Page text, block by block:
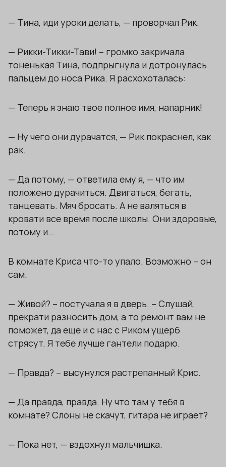
— Тина, иди уроки делать, — проворчал Рик.
— Рикки-Тикки-Тави! – громко закричала
тоненькая Тина, подпрыгнула и дотронулась
пальцем до носа Рика. Я расхохоталась:
— Теперь я знаю твое полное имя, напарник!
— Ну чего они дурачатся, — Рик покраснел, как
рак.
— Да потому, — ответила ему я, — что им
положено дурачиться. Двигаться, бегать,
танцевать. Мяч бросать. А не валяться в
кровати все время после школы. Они здоровые,
потому и…
В комнате Криса что-то упало. Возможно – он
сам.
— Живой? – постучала я в дверь. – Слушай,
прекрати разносить дом, а то ремонт вам не
поможет, да еще и с нас с Риком ущерб
стрясут. Я тебе лучше гантели подарю.
— Правда? – высунулся растрепанный Крис.
— Да правда, правда. Ну что там у тебя в
комнате? Слоны не скачут, гитара не играет?
— Пока нет, — вздохнул мальчишка.